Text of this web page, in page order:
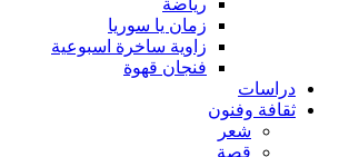
رياضة
زمان يا سوريا
زاوية ساخرة اسبوعية
فنجان قهوة
دراسات
ثقافة وفنون
شعر
قصة